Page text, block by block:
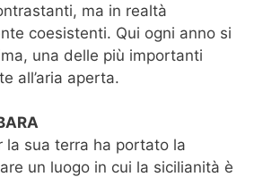
ma in realtà
coesistenti. Qui ogni anno si
una delle più importanti
all’aria aperta.
la sua terra ha portato la
un luogo in cui la sicilianità è